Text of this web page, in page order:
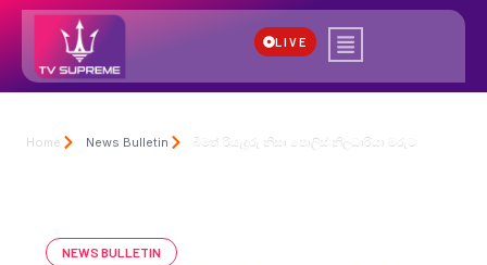
LIVE
Home News Bulletin බීමත් රියැදුරු නිසා පොලිස් නිලධාරියා මරුට
NEWS BULLETIN